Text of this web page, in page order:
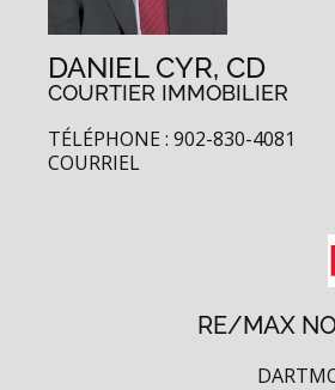
DANIEL CYR, CD
COURTIER IMMOBILIER
TÉLÉPHONE : 902-830-4081
COURRIEL
RE/MAX